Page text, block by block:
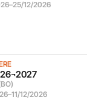
–25/12/2026
–11/12/2026